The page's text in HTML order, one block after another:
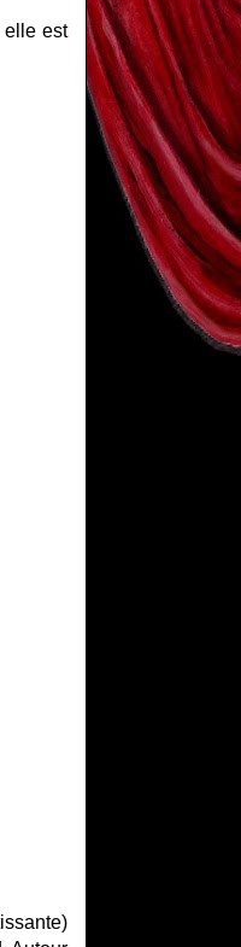
elle est